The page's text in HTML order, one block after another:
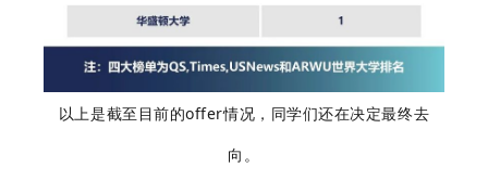
以上是截至目前的offer情况，同学们还在决定最终去
向。